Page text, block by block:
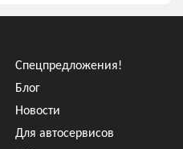
Спецпредложения!
Блог
Новости
Для автосервисов